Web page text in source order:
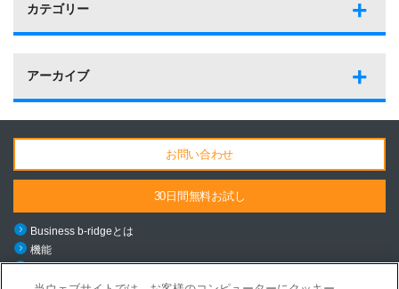
カテゴリー
アーカイブ
お問い合わせ
30日間無料お試し
Business b-ridgeとは
機能